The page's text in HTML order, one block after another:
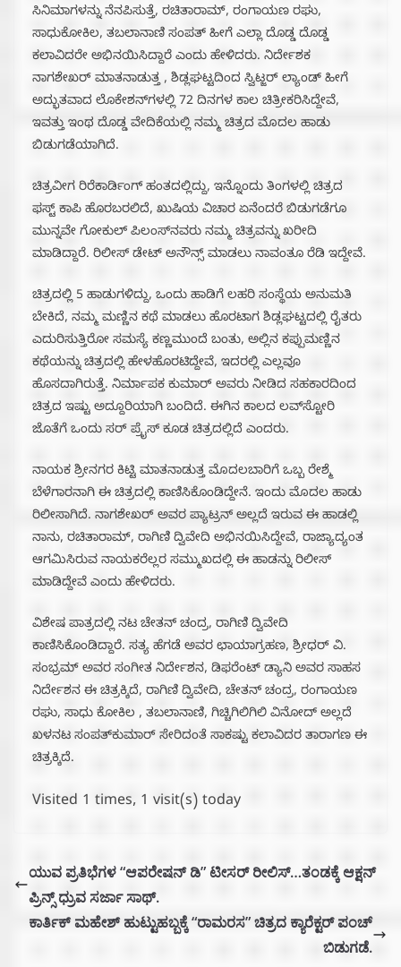
ಸಿನಿಮಾಗಳನ್ನು ನೆನಪಿಸುತ್ತೆ, ರಚಿತಾರಾಮ್, ರಂಗಾಯಣ ರಘು,
ಸಾಧುಕೋಕಿಲ, ತಬಲಾನಾಣಿ ಸಂಪತ್ ಹೀಗೆ ಎಲ್ಲಾ ದೊಡ್ಡ ದೊಡ್ಡ
ಕಲಾವಿದರೇ ಅಭಿನಯಿಸಿದ್ದಾರೆ ಎಂದು ಹೇಳಿದರು. ನಿರ್ದೇಶಕ
ನಾಗಶೇಖರ್ ಮಾತನಾಡುತ್ತ , ಶಿಡ್ಲಘಟ್ಟದಿಂದ ಸ್ವಿಟ್ಜರ್ ಲ್ಯಾಂಡ್ ಹೀಗೆ
ಅದ್ಭುತವಾದ ಲೊಕೇಶನ್‌ಗಳಲ್ಲಿ 72 ದಿನಗಳ ಕಾಲ ಚಿತ್ರೀಕರಿಸಿದ್ದೇವೆ,
ಇವತ್ತು ಇಂಥ ದೊಡ್ಡ ವೇದಿಕೆಯಲ್ಲಿ ನಮ್ಮ ಚಿತ್ರದ ಮೊದಲ ಹಾಡು
ಬಿಡುಗಡೆಯಾಗಿದೆ.
ಚಿತ್ರವೀಗ ರಿರೆಕಾರ್ಡಿಂಗ್ ಹಂತದಲ್ಲಿದ್ದು, ಇನ್ನೊಂದು ತಿಂಗಳಲ್ಲಿ ಚಿತ್ರದ
ಫಸ್ಟ್ ಕಾಪಿ ಹೊರಬರಲಿದೆ, ಖುಷಿಯ ವಿಚಾರ ಏನೆಂದರೆ ಬಿಡುಗಡೆಗೂ
ಮುನ್ನವೇ ಗೋಕುಲ್ ಪಿಲಂಸ್‌ನವರು ನಮ್ಮ ಚಿತ್ರವನ್ನು ಖರೀದಿ
ಮಾಡಿದ್ದಾರೆ. ರಿಲೀಸ್ ಡೇಟ್ ಅನೌನ್ಸ್ ಮಾಡಲು ನಾವಂತೂ ರೆಡಿ ಇದ್ದೇವೆ.
ಚಿತ್ರದಲ್ಲಿ 5 ಹಾಡುಗಳಿದ್ದು, ಒಂದು ಹಾಡಿಗೆ ಲಹರಿ ಸಂಸ್ಥೆಯ ಅನುಮತಿ
ಬೇಕಿದೆ, ನಮ್ಮ ಮಣ್ಣಿನ ಕಥೆ ಮಾಡಲು ಹೊರಟಾಗ ಶಿಡ್ಲಘಟ್ಟದಲ್ಲಿ ರೈತರು
ಎದುರಿಸುತ್ತಿರೋ ಸಮಸ್ಯೆ ಕಣ್ಣಮುಂದೆ ಬಂತು, ಅಲ್ಲಿನ ಕಪ್ಪುಮಣ್ಣಿನ
ಕಥೆಯನ್ನು ಚಿತ್ರದಲ್ಲಿ ಹೇಳಹೊರಟಿದ್ದೇವೆ, ಇದರಲ್ಲಿ ಎಲ್ಲವೂ
ಹೊಸದಾಗಿರುತ್ತೆ. ನಿರ್ಮಾಪಕ ಕುಮಾರ್ ಅವರು ನೀಡಿದ ಸಹಕಾರದಿಂದ
ಚಿತ್ರದ ಇಷ್ಟು ಅದ್ದೂರಿಯಾಗಿ ಬಂದಿದೆ. ಈಗಿನ ಕಾಲದ ಲವ್‌ಸ್ಟೋರಿ
ಜೊತೆಗೆ ಒಂದು ಸರ್‌ ಪ್ರೈಸ್ ಕೂಡ ಚಿತ್ರದಲ್ಲಿದೆ ಎಂದರು.
ನಾಯಕ ಶ್ರೀನಗರ ಕಿಟ್ಟಿ ಮಾತನಾಡುತ್ತ ಮೊದಲಬಾರಿಗೆ ಒಬ್ಬ ರೇಶ್ಮೆ
ಬೆಳೆಗಾರನಾಗಿ ಈ ಚಿತ್ರದಲ್ಲಿ ಕಾಣಿಸಿಕೊಂಡಿದ್ದೇನೆ. ಇಂದು ಮೊದಲ ಹಾಡು
ರಿಲೀಸಾಗಿದೆ. ನಾಗಶೇಖರ್ ಅವರ ಪ್ಯಾಟ್ರನ್ ಅಲ್ಲದೆ ಇರುವ ಈ ಹಾಡಲ್ಲಿ
ನಾನು, ರಚಿತಾರಾಮ್, ರಾಗಿಣಿ ದ್ವಿವೇದಿ ಅಭಿನಯಿಸಿದ್ದೇವೆ, ರಾಜ್ಯಾದ್ಯಂತ
ಆಗಮಿಸಿರುವ ನಾಯಕರೆಲ್ಲರ ಸಮ್ಮುಖದಲ್ಲಿ ಈ ಹಾಡನ್ನು ರಿಲೀಸ್
ಮಾಡಿದ್ದೇವೆ ಎಂದು ಹೇಳಿದರು.
ವಿಶೇಷ ಪಾತ್ರದಲ್ಲಿ ನಟ ಚೇತನ್ ಚಂದ್ರ, ರಾಗಿಣಿ ದ್ವಿವೇದಿ
ಕಾಣಿಸಿಕೊಂಡಿದ್ದಾರೆ. ಸತ್ಯ ಹೆಗಡೆ ಅವರ ಛಾಯಾಗ್ರಹಣ, ಶ್ರೀಧರ್ ವಿ.
ಸಂಭ್ರಮ್ ಅವರ ಸಂಗೀತ ನಿರ್ದೇಶನ, ಡಿಫರೆಂಟ್ ಡ್ಯಾನಿ ಅವರ ಸಾಹಸ
ನಿರ್ದೇಶನ ಈ ಚಿತ್ರಕ್ಕಿದೆ, ರಾಗಿಣಿ ದ್ವಿವೇದಿ, ಚೇತನ್ ಚಂದ್ರ, ರಂಗಾಯಣ
ರಘು, ಸಾಧು ಕೋಕಿಲ , ತಬಲಾನಾಣಿ, ಗಿಚ್ಚಿಗಿಲಿಗಿಲಿ ವಿನೋದ್ ಅಲ್ಲದೆ
ಖಳನಟ ಸಂಪತ್‌ಕುಮಾರ್ ಸೇರಿದಂತೆ ಸಾಕಷ್ಟು ಕಲಾವಿದರ ತಾರಾಗಣ ಈ
ಚಿತ್ರಕ್ಕಿದೆ.
Visited 1 times, 1 visit(s) today
ಯುವ ಪ್ರತಿಭೆಗಳ “ಆಪರೇಷನ್ ಡಿ” ಟೀಸರ್ ರೀಲಿಸ್…ತಂಡಕ್ಕೆ ಆಕ್ಷನ್
ಪ್ರಿನ್ಸ್ ಧ್ರುವ ಸರ್ಜಾ ಸಾಥ್.
ಕಾರ್ತಿಕ್ ಮಹೇಶ್ ಹುಟ್ಟುಹಬ್ಬಕ್ಕೆ “ರಾಮರಸ” ಚಿತ್ರದ ಕ್ಯಾರೆಕ್ಟರ್ ಪಂಚ್
ಬಿಡುಗಡೆ.